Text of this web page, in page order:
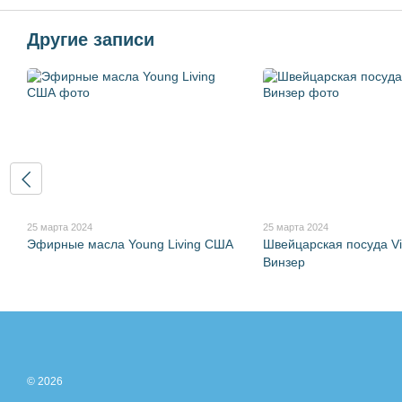
Другие записи
25 марта 2024
Эфирные масла Young Living США
25 марта 2024
Швейцарская посуда
Винзер
© 2026